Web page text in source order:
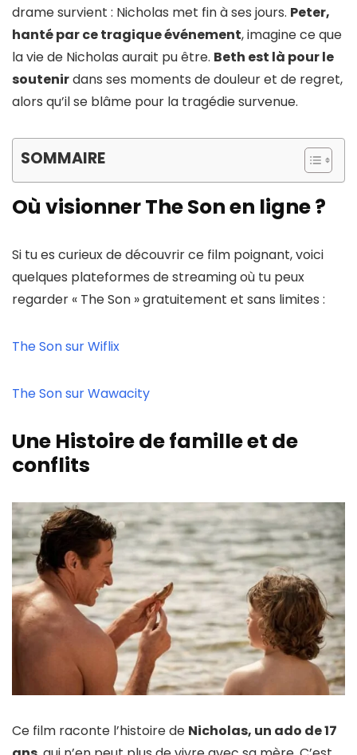
drame survient : Nicholas met fin à ses jours. Peter,
hanté par ce tragique événement, imagine ce que
la vie de Nicholas aurait pu être. Beth est là pour le
soutenirdans ses moments de douleur et de regret,
alors qu’il se blâme pour la tragédie survenue.
SOMMAIRE
Où visionner The Son en ligne ?
Si tu es curieux de découvrir ce film poignant, voici
quelques plateformes de streaming où tu peux
regarder « The Son » gratuitement et sans limites :
The Son sur Wiflix
The Son sur Wawacity
Une Histoire de famille et de
conflits
Ce film raconte l’histoire de Nicholas, un ado de 17